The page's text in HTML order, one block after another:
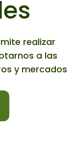
realizar
a las
y mercados